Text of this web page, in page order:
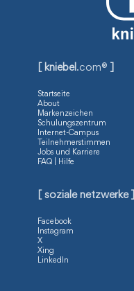
[ kniebel.com® ]
Startseite
About
Markenzeichen
Schulungszentrum
Internet-Campus
Teilnehmerstimmen
Jobs und Karriere
FAQ | Hilfe
[ soziale netzwerke ]
Facebook
Instagram
X
Xing
LinkedIn